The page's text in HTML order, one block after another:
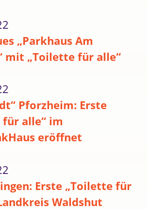
„Parkhaus Am
mit „Toilette für alle“
Pforzheim: Erste
alle“ im
eröffnet
Erste „Toilette für
Waldshut